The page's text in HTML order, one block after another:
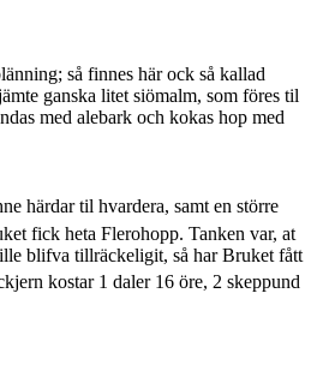
så finnes här ock så kallad
ganska litet siömalm, som föres til
med alebark och kokas hop med
härdar til hvardera, samt en större
fick heta Flerohopp. Tanken var, at
blifva tillräckeligit, så har Bruket fått
kostar 1 daler 16 öre, 2 skeppund